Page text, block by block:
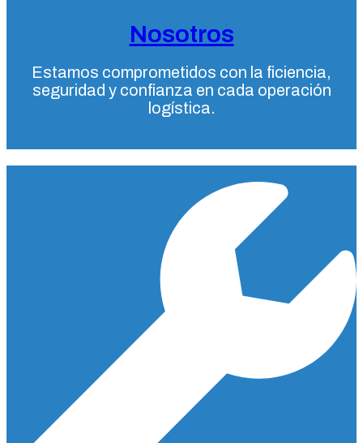
Nosotros
Estamos comprometidos con la ficiencia,
seguridad y confianza en cada operación
logística.